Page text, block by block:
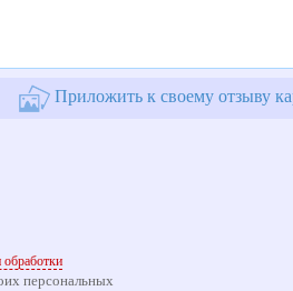
Приложить к своему отзыву
персональных